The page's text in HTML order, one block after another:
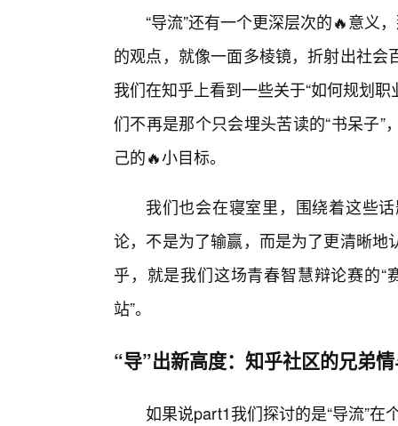
“导流”还有一个更深层次的🔥意义
的观点，就像一面多棱镜，折射出社
我们在知乎上看到一些关于“如何规划
们不再是那个只会埋头苦读的“书呆子
己的🔥小目标。
我们也会在寝室里，围绕着这些
论，不是为了输赢，而是为了更清晰
乎，就是我们这场青春智慧辩论赛的“
站”。
“导”出新高度：知乎社区的兄弟
如果说part1我们探讨的是“导流”